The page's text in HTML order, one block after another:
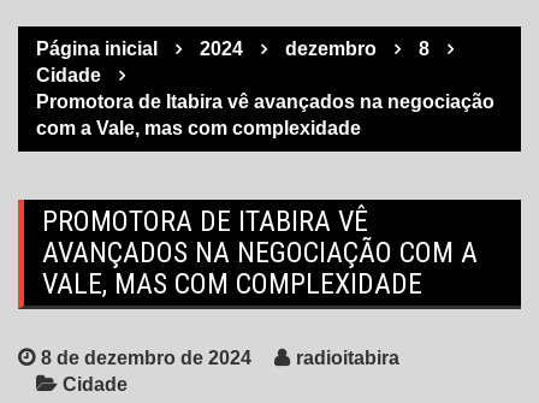
Página inicial 2024 dezembro
8
Cidade
Promotora de Itabira vê avançados na negociação
com a Vale, mas com complexidade
PROMOTORA DE ITABIRA VÊ
AVANÇADOS NA NEGOCIAÇÃO COM A
VALE, MAS COM COMPLEXIDADE
8 de dezembro de 2024
radioitabira
Cidade